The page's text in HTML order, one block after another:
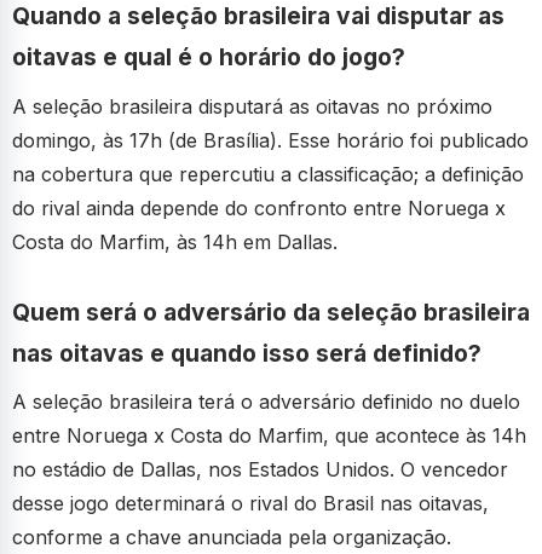
Quando a seleção brasileira vai disputar as
oitavas e qual é o horário do jogo?
A seleção brasileira disputará as oitavas no próximo
domingo, às 17h (de Brasília). Esse horário foi publicado
na cobertura que repercutiu a classificação; a definição
do rival ainda depende do confronto entre Noruega x
Costa do Marfim, às 14h em Dallas.
Quem será o adversário da seleção brasileira
nas oitavas e quando isso será definido?
A seleção brasileira terá o adversário definido no duelo
entre Noruega x Costa do Marfim, que acontece às 14h
no estádio de Dallas, nos Estados Unidos. O vencedor
desse jogo determinará o rival do Brasil nas oitavas,
conforme a chave anunciada pela organização.